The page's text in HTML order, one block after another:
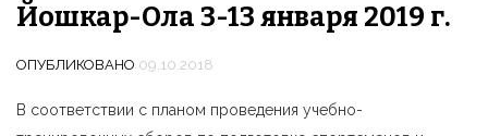
Йошкар-Ола 3-13 января 2019 г.
ОПУБЛИКОВАНО 09.10.2018
В соответствии с планом проведения учебно-